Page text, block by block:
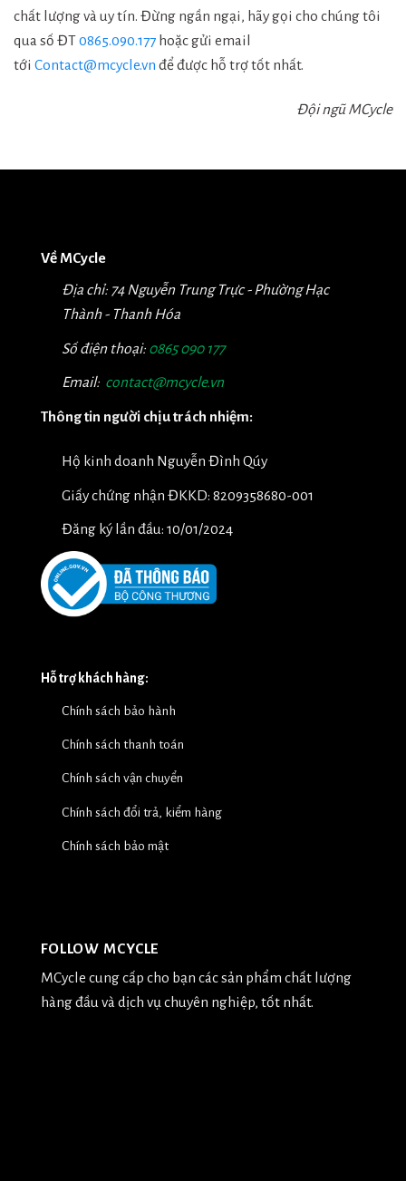
chất lượng và uy tín. Đừng ngần ngại, hãy gọi cho chúng tôi
qua số ĐT0865.090.177 hoặc gửi email
tới Contact@mcycle.vn để được hỗ trợ tốt nhất.
Đội ngũ MCycle
Về MCycle
Địa chỉ: 74 Nguyễn Trung Trực - Phường Hạc
Thành - Thanh Hóa
Số điện thoại: 0865 090 177
Email: contact@mcycle.vn
Thông tin người chịu trách nhiệm:
Hộ kinh doanh Nguyễn Đình Qúy
Giấy chứng nhận ĐKKD: 8209358680-001
Đăng ký lần đầu: 10/01/2024
Hỗ trợ khách hàng:
Chính sách bảo hành
Chính sách thanh toán
Chính sách vận chuyển
Chính sách đổi trả, kiểm hàng
Chính sách bảo mật
FOLLOW MCYCLE
MCycle cung cấp cho bạn các sản phẩm chất lượng
hàng đầu và dịch vụ chuyên nghiệp, tốt nhất.